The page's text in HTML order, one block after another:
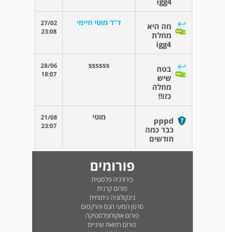
מה היא
מחלת
igg4
ד"ר מוטי חיימי
27/02
23:08
בטח
שיש
מחלה
כזו!!
ssssss
28/06
18:07
pppd
כבר כמה
חודשים
מוטי
21/08
23:07
פורומים
כירורגיה פלסטית
פורום קרנית
גינקולוגיה ניתוחית
סרטן המעי הגס והרקטום
פורום אוקולופלסטיקה
פורום רפואת שיניים